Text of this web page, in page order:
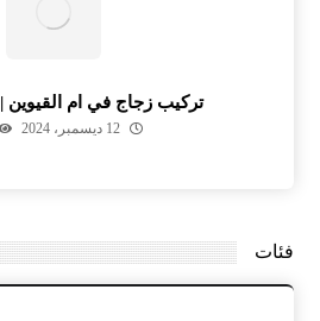
تركيب زجاج في ام القيوين |0564421019
12 ديسمبر، 2024
فئات